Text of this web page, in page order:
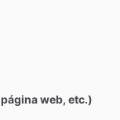
web, etc.)